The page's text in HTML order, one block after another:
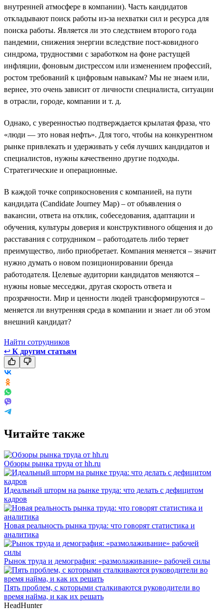
внутренней атмосфере в компании). Часть кандидатов
откладывают поиск работы из-за нехватки сил и ресурса для
поиска работы. Является ли это следствием второго года
пандемии, снижения энергии вследствие пост-ковидного
синдрома, трудностями с заработком на фоне растущей
инфляции, фоновым дистрессом или изменением профессий,
ростом требований к цифровым навыкам? Мы не знаем или,
вернее, это очень зависит от личности специалиста, ситуации
в отрасли, городе, компании и т. д.
Однако, с уверенностью подтверждается крылатая фраза, что
«люди — это новая нефть». Для того, чтобы на конкурентном
рынке привлекать и удерживать у себя лучших кандидатов и
специалистов, нужны качественно другие подходы.
Стратегические и операционные.
В каждой точке соприкосновения с компанией, на пути
кандидата (Candidate Journey Map) – от объявления о
вакансии, ответа на отклик, собеседования, адаптации и
обучения, культуры доверия и конструктивного общения и до
расставания с сотрудником – работодатель либо теряет
преимущество, либо приобретает. Компания меняется – значит
нужно думать о новом позиционировании бренда
работодателя. Целевые аудитории кандидатов меняются –
нужны новые месседжи, другая скорость ответа и
прозрачности. Мир и ценности людей трансформируются –
меняется ли внутренняя среда в компании и знает ли об этом
внешний кандидат?
Найти сотрудников
↩ К другим статьям
Читайте также
Обзоры рынка труда от hh.ru
Идеальный шторм на рынке труда: что делать с дефицитом
кадров
Новая реальность рынка труда: что говорят статистика и
аналитика
Рынок труда и демография: «размолаживание» рабочей силы
Пять проблем, с которыми сталкиваются руководители во
время найма, и как их решать
HeadHunter